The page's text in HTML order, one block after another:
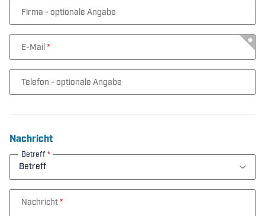
Firma - optionale Angabe
E-Mail
Telefon - optionale Angabe
Nachricht
Betreff
Nachricht